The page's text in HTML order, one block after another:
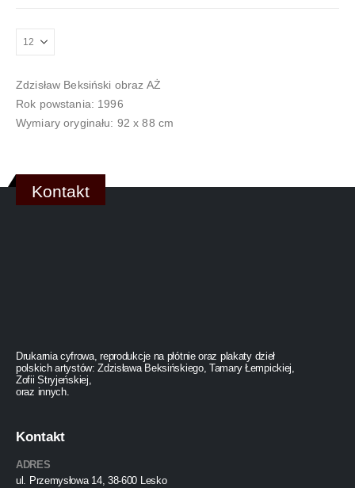
Zdzisław Beksiński obraz AŻ
Rok powstania: 1996
Wymiary oryginału: 92 x 88 cm
Kontakt
Drukarnia cyfrowa, reprodukcje na płótnie oraz plakaty dzieł
polskich artystów: Zdzisława Beksińskiego, Tamary Łempickiej,
Zofii Stryjeńskiej,
oraz innych.
Kontakt
ADRES
ul. Przemysłowa 14, 38-600 Lesko